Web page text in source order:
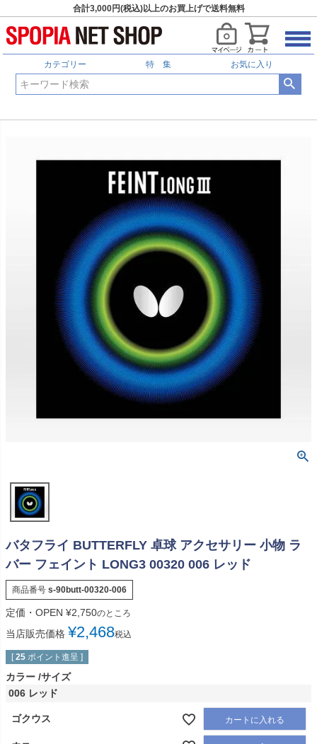
合計3,000円(税込)以上のお買上げで送料無料
カテゴリー 特 集 お気に入り
バタフライ BUTTERFLY 卓球 アクセサリー 小物 ラ
バー フェイント LONG3 00320 006 レッド
商品番号 s-90butt-00320-006
定価・OPEN ¥2,750のところ
当店販売価格 ¥2,468税込
[ 25 ポイント進呈 ]
カラー サイズ
006 レッド
ゴクウス カートに入れる